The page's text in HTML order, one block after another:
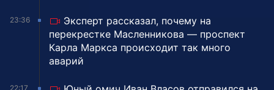
23:36
Эксперт рассказал, почему на
перекрестке Масленникова — проспект
Карла Маркса происходит так много
аварий
22:17